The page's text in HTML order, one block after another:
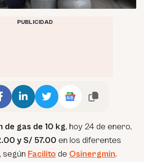
PUBLICIDAD
de gas de 10 kg, hoy 24 de enero,
y S/ 57.00 en los diferentes
, según Facilito de Osinergmin.